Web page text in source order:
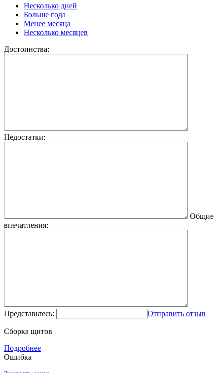
Несколько дней
Больше года
Менее месяца
Несколько месяцев
Достоинства:
Недостатки:
Общие
впечатления:
Представьтесь: Отправить отзыв
Сборка щитов
Подробнее
Ошибка